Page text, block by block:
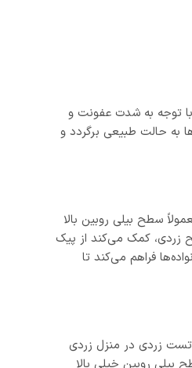
توجه به شدت عفونت و
به حالت طبیعی برگردد و
سطح بیلی روبین بالا
زردی، کمک می‌کند از پیک
فراهم می‌کند تا
تست زردی در منزل زردی
بیلی روبین خیلی بالا